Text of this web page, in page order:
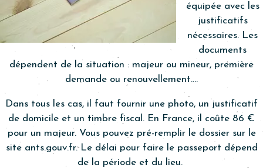
équipée avec les
justificatifs
nécessaires. Les
documents
dépendent de la situation : majeur ou mineur, première
demande ou renouvellement….
Dans tous les cas, il faut fournir une photo, un justificatif
de domicile et un timbre fiscal. En France, il coûte 86 €
pour un majeur. Vous pouvez pré-remplir le dossier sur le
site ants.gouv.fr. Le délai pour faire le passeport dépend
de la période et du lieu.